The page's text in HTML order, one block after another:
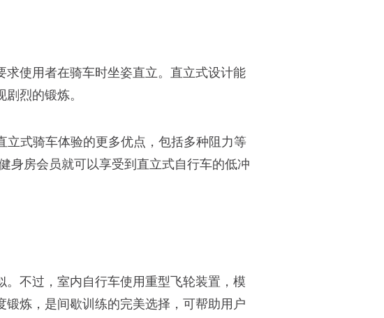
使用者在骑车时坐姿直立。直立式设计能
烈的锻炼。
式骑车体验的更多优点，包括多种阻力等
身房会员就可以享受到直立式自行车的低冲
不过，室内自行车使用重型飞轮装置，模
炼，是间歇训练的完美选择，可帮助用户